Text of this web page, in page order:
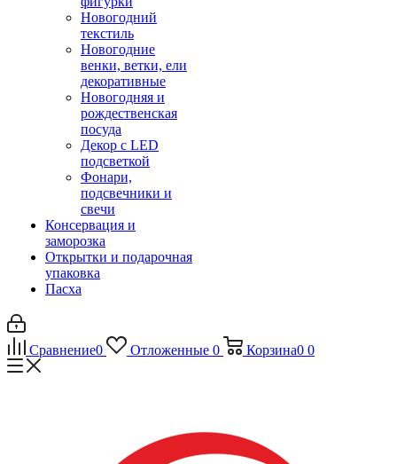
Новогодний
текстиль
Новогодние
венки, ветки, ели
декоративные
Новогодняя и
рождественская
посуда
Декор с LED
подсветкой
Фонари,
подсвечники и
свечи
Консервация и
заморозка
Открытки и подарочная
упаковка
Пасха
Сравнение0 Отложенные 0 Корзина0 0